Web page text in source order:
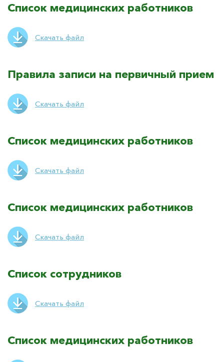
Список медицинских работников
Скачать файл
Правила записи на первичный прием
Скачать файл
Список медицинских работников
Скачать файл
Список медицинских работников
Скачать файл
Список сотрудников
Скачать файл
Список медицинских работников